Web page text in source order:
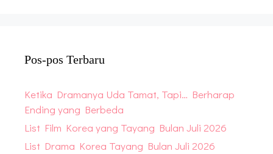
Pos-pos Terbaru
Ketika Dramanya Uda Tamat, Tapi… Berharap
Ending yang Berbeda
List Film Korea yang Tayang Bulan Juli 2026
List Drama Korea Tayang Bulan Juli 2026